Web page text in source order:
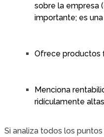
sobre la empresa
importante; es
Ofrece productos
Menciona
ridículamente altas
Si analiza todos los